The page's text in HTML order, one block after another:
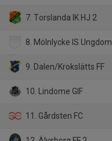
7. Torslanda IK HJ 2
8. Mölnlycke IS Ungdom
9. Dalen/Krokslätts FF
10. Lindome GIF
11. Gårdsten FC